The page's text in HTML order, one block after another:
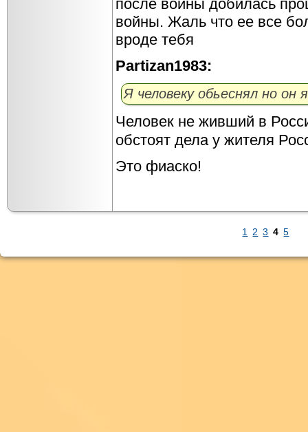
после войны добилась
войны. Жаль что ее все
вроде тебя
Partizan1983:
Я человеку обьеснял но он
Человек не живший в
обстоят дела у жителя
Это фиаско!
1 2 3 4 5